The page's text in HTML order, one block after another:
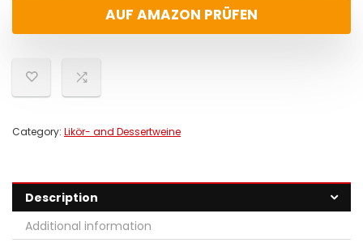
AUF AMAZON PRÜFEN
Category: Likör- and Dessertweine
Description
Additional information